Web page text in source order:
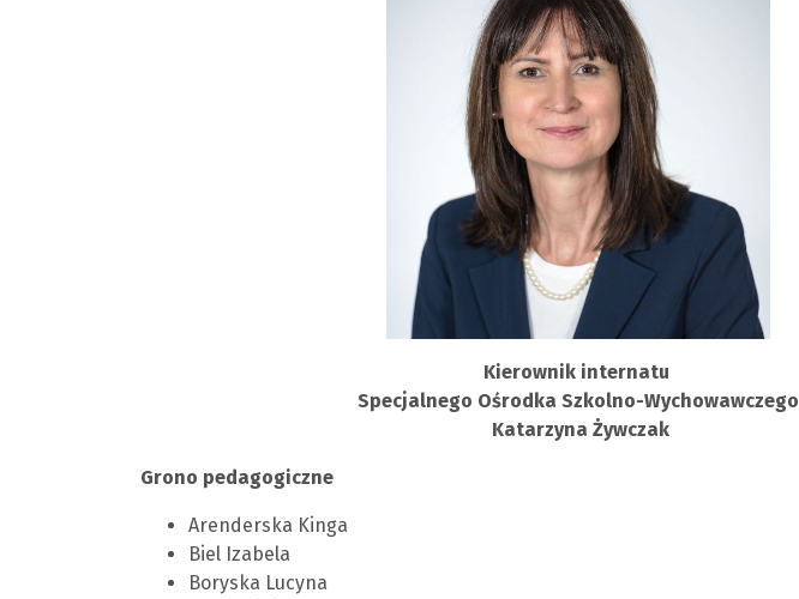
Kierownik internatu
Specjalnego Ośrodka Szkolno-Wychowawczego
Katarzyna Żywczak
Grono pedagogiczne
Arenderska Kinga
Biel Izabela
Boryska Lucyna